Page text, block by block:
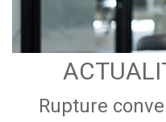
Rupture